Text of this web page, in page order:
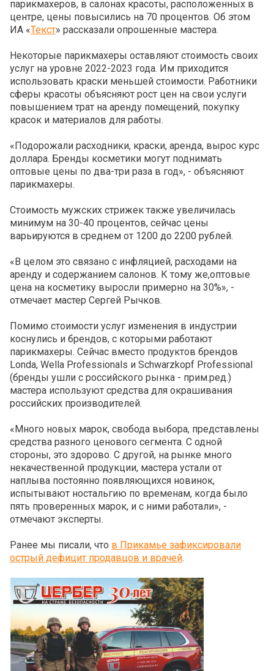
парикмахеров, в салонах красоты, расположенных в
центре, цены повысились на 70 процентов. Об этом
ИА «Текст» рассказали опрошенные мастера.
Некоторые парикмахеры оставляют стоимость своих
услуг на уровне 2022-2023 года. Им приходится
использовать краски меньшей стоимости. Работники
сферы красоты объясняют рост цен на свои услуги
повышением трат на аренду помещений, покупку
красок и материалов для работы.
«Подорожали расходники, краски, аренда, вырос курс
доллара. Бренды косметики могут поднимать
оптовые цены по два-три раза в год», - объясняют
парикмахеры.
Стоимость мужских стрижек также увеличилась
минимум на 30-40 процентов, сейчас цены
варьируются в среднем от 1200 до 2200 рублей.
«В целом это связано с инфляцией, расходами на
аренду и содержанием салонов. К тому же,оптовые
цена на косметику выросли примерно на 30%», -
отмечает мастер Сергей Рычков.
Помимо стоимости услуг изменения в индустрии
коснулись и брендов, с которыми работают
парикмахеры. Сейчас вместо продуктов брендов
Londa, Wella Professionals и Schwarzkopf Professional
(бренды ушли с российского рынка - прим.ред.)
мастера используют средства для окрашивания
российских производителей.
«Много новых марок, свобода выбора, представлены
средства разного ценового сегмента. С одной
стороны, это здорово. С другой, на рынке много
некачественной продукции, мастера устали от
наплыва постоянно появляющихся новинок,
испытывают ностальгию по временам, когда было
пять проверенных марок, и с ними работали», -
отмечают эксперты.
Ранее мы писали, что в Прикамье зафиксировали
острый дефицит продавцов и врачей.